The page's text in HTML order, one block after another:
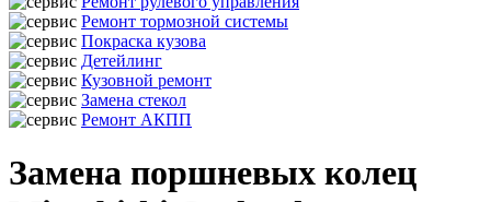
Ремонт тормозной системы
Покраска кузова
Детейлинг
Кузовной ремонт
Замена стекол
Ремонт АКПП
Замена поршневых колец